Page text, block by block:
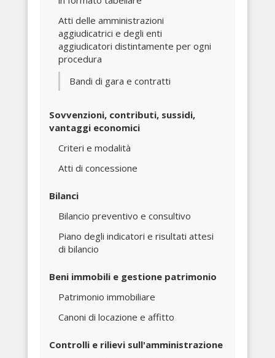
Atti delle amministrazioni
aggiudicatrici e degli enti
aggiudicatori distintamente per ogni
procedura
Bandi di gara e contratti
Sovvenzioni, contributi, sussidi,
vantaggi economici
Criteri e modalità
Atti di concessione
Bilanci
Bilancio preventivo e consultivo
Piano degli indicatori e risultati attesi
di bilancio
Beni immobili e gestione patrimonio
Patrimonio immobiliare
Canoni di locazione e affitto
Controlli e rilievi sull'amministrazione